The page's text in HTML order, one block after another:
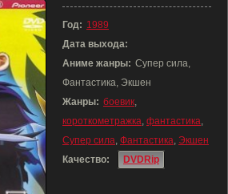
Год: 1989
Дата выхода:
Аниме жанры: Супер сила,
Фантастика, Экшен
Жанры: боевик,
короткометражка, фантастика,
Супер сила, Фантастика, Экшен
Качество:
DVDRip